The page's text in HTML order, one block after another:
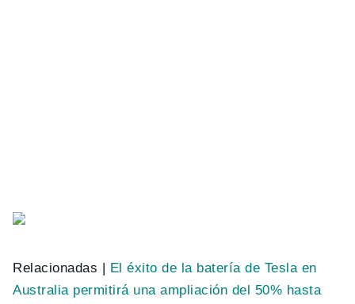
Relacionadas | El éxito de la batería de Tesla en
Australia permitirá una ampliación del 50% hasta